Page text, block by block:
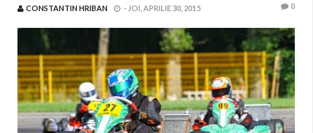
CONSTANTIN HRIBAN - JOI, APRILIE 30, 2015 0